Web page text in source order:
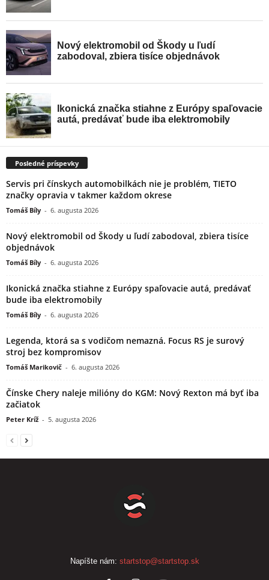
Posledné príspevky
Servis pri čínskych automobilkách nie je problém, TIETO
značky opravia v takmer každom okrese
Tomáš Bíly - 6. augusta 2026
Nový elektromobil od Škody u ľudí zabodoval, zbiera tisíce
objednávok
Tomáš Bíly - 6. augusta 2026
Ikonická značka stiahne z Európy spaľovacie autá, predávať
bude iba elektromobily
Tomáš Bíly - 6. augusta 2026
Legenda, ktorá sa s vodičom nemazná. Focus RS je surový
stroj bez kompromisov
Tomáš Marikovič - 6. augusta 2026
Čínske Chery naleje milióny do KGM: Nový Rexton má byť iba
začiatok
Peter Kríž - 5. augusta 2026
Napíšte nám: startstop@startstop.sk